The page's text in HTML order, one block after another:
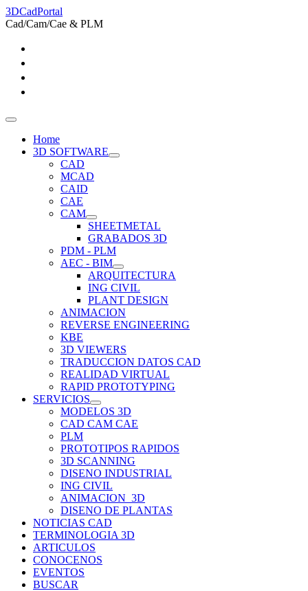
3DCadPortal
Cad/Cam/Cae & PLM
Home
3D SOFTWARE
CAD
MCAD
CAID
CAE
CAM
SHEETMETAL
GRABADOS 3D
PDM - PLM
AEC - BIM
ARQUITECTURA
ING CIVIL
PLANT DESIGN
ANIMACION
REVERSE ENGINEERING
KBE
3D VIEWERS
TRADUCCION DATOS CAD
REALIDAD VIRTUAL
RAPID PROTOTYPING
SERVICIOS
MODELOS 3D
CAD CAM CAE
PLM
PROTOTIPOS RAPIDOS
3D SCANNING
DISENO INDUSTRIAL
ING CIVIL
ANIMACION_3D
DISENO DE PLANTAS
NOTICIAS CAD
TERMINOLOGIA 3D
ARTICULOS
CONOCENOS
EVENTOS
BUSCAR